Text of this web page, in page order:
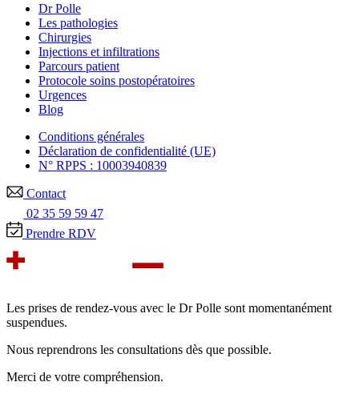
Dr Polle
Les pathologies
Chirurgies
Injections et infiltrations
Parcours patient
Protocole soins postopératoires
Urgences
Blog
Conditions générales
Déclaration de confidentialité (UE)
N° RPPS : 10003940839
Contact
02 35 59 59 47
Prendre RDV
Les prises de rendez-vous avec le Dr Polle sont momentanément
suspendues.
Nous reprendrons les consultations dès que possible.
Merci de votre compréhension.